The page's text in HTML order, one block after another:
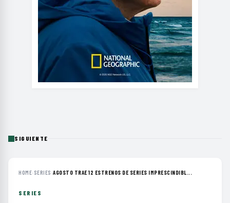
SIGUIENTE
HOME› SERIES ›AGOSTO TRAE 12 ESTRENOS DE SERIES IMPRESCINDIBL...
SERIES